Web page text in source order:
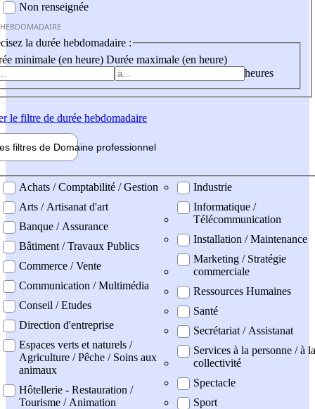
Non renseignée
la durée hebdomadaire :
minimale (en heure) Durée maximale (en heure)
heures
le filtre de durée hebdomadaire
filtres de Domaine professionnel
professionel
Achats / Comptabilité / Gestion
Arts / Artisanat d'art
Banque / Assurance
Bâtiment / Travaux Publics
Commerce / Vente
Communication / Multimédia
Conseil / Etudes
Direction d'entreprise
Espaces verts et naturels /
Agriculture / Pêche / Soins aux
animaux
Hôtellerie - Restauration /
Tourisme / Animation
Industrie
Informatique /
Télécommunication
Installation / Maintenance
Marketing / Stratégie
commerciale
Ressources Humaines
Santé
Secrétariat / Assistanat
Services à la personne / à la
collectivité
Spectacle
Sport